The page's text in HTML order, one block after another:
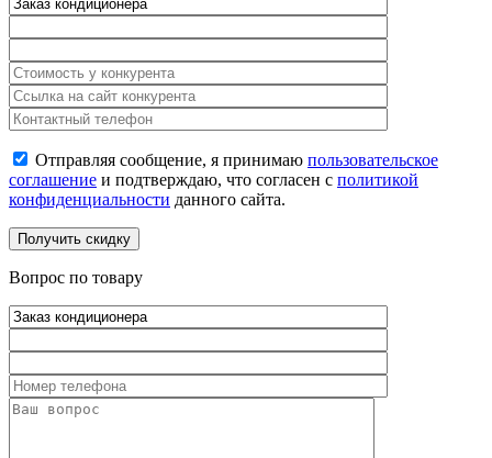
Отправляя сообщение, я принимаю пользовательское
соглашение и подтверждаю, что согласен с политикой
конфиденциальности данного сайта.
Вопрос по товару